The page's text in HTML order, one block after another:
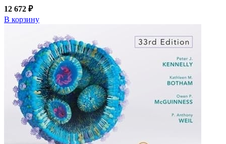
12 672 ₽
В корзину